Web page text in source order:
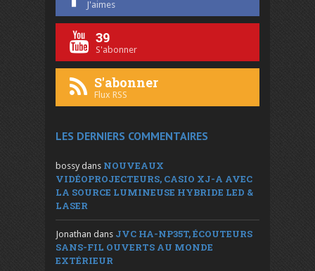
J'aimes
39
S'abonner
S'abonner
Flux RSS
LES DERNIERS COMMENTAIRES
bossy dans NOUVEAUX
VIDÉOPROJECTEURS, CASIO XJ-A AVEC
LA SOURCE LUMINEUSE HYBRIDE LED &
LASER
Jonathan dans JVC HA-NP35T, ÉCOUTEURS
SANS-FIL OUVERTS AU MONDE
EXTÉRIEUR